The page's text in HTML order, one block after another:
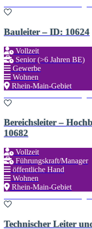
Bauleiter – ID: 10624
Vollzeit
Senior (>6 Jahren BE)
Gewerbe
Wohnen
Rhein-Main-Gebiet
Bereichsleiter –
10682
Vollzeit
Führungskraft/Manager
öffentliche Hand
Wohnen
Rhein-Main-Gebiet
Technischer Leiter